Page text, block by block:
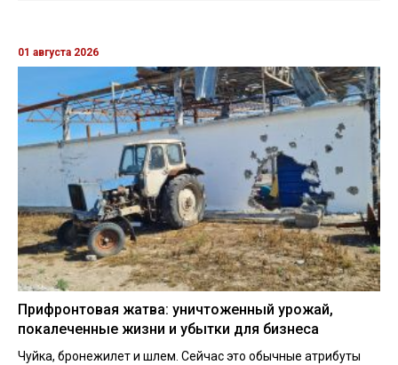
01 августа 2026
Прифронтовая жатва: уничтоженный урожай,
покалеченные жизни и убытки для бизнеса
Чуйка, бронежилет и шлем. Сейчас это обычные атрибуты